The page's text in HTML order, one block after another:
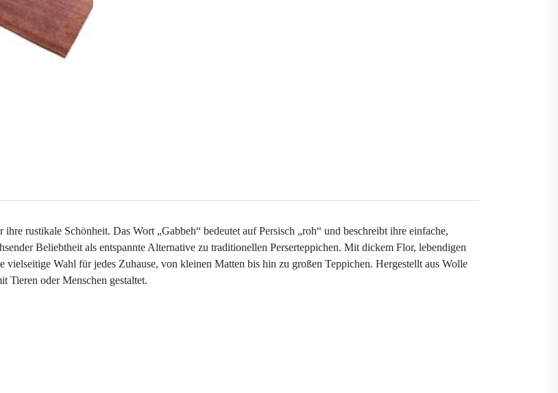
rustikale Schönheit. Das Wort „Gabbeh“ bedeutet auf Persisch „roh“ und beschreibt ihre einfache,
Beliebtheit als entspannte Alternative zu traditionellen Perserteppichen. Mit dickem Flor, lebendigen
vielseitige Wahl für jedes Zuhause, von kleinen Matten bis hin zu großen Teppichen. Hergestellt aus Wolle
Tieren oder Menschen gestaltet.